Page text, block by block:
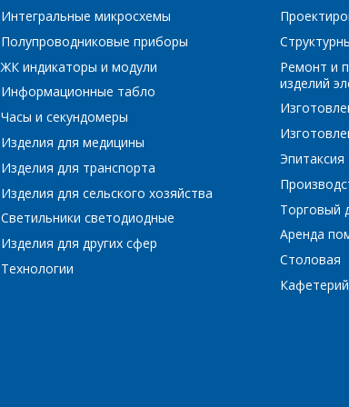
ПЕРЕЙТИ В КОРЗИНУ
Интегральные микросхемы
Полупроводниковые приборы
ЖК индикаторы и модули
Информационные табло
Часы и секундомеры
Изделия для медицины
Изделия для транспорта
Изделия для сельского хозяйства
Светильники светодиодные
Изделия для других сфер
Технологии
Ремонт и
изделий
Эпитаксия
Торговый
Аренда
Столовая
Кафетерий
Интересующий товар/услуга, их количество
Комментарий
Сообщение*
Я согласен на обработку персональных